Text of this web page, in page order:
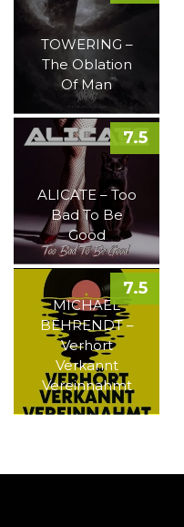
TOWERING –
The Oblation
Of Man
ALICATE – Too
Bad To Be
Good
7.5
MICHAEL
BEHRENDT –
Verhört
Verkannt
Vereinnahmt
7.5